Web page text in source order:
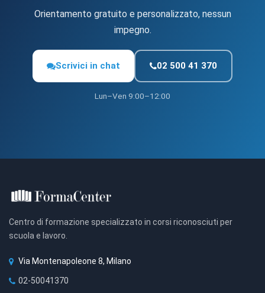
Orientamento gratuito e personalizzato, nessun
impegno.
Scrivici in chat 02 500 41 370
Lun–Ven 9:00–12:00
Centro di formazione specializzato in corsi riconosciuti per
scuola e lavoro.
Via Montenapoleone 8, Milano
02-50041370